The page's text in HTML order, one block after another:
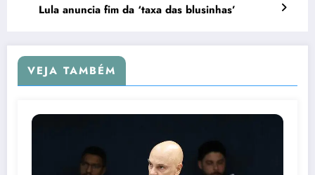
Lula anuncia fim da ‘taxa das blusinhas’
VEJA TAMBÉM